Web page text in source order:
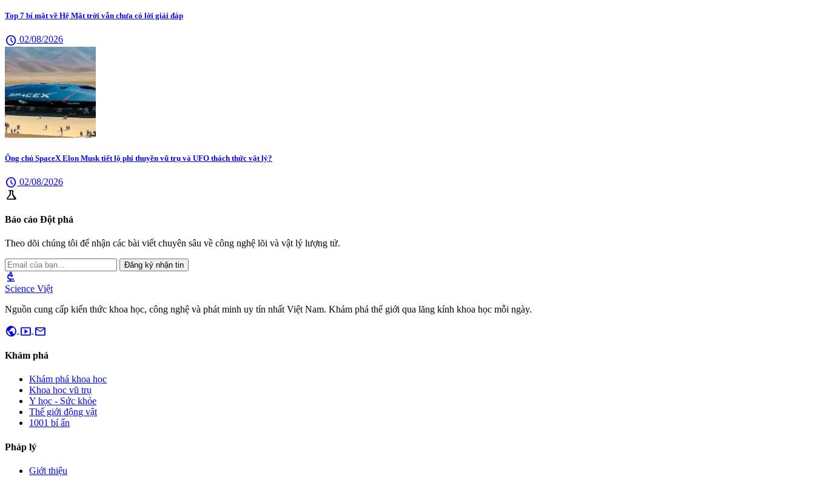
Top 7 bí mật về Hệ Mặt trời vẫn chưa có lời giải đáp
schedule 02/08/2026
Ông chủ SpaceX Elon Musk tiết lộ phi thuyền vũ trụ và UFO thách thức vật lý?
schedule 02/08/2026
science
Báo cáo Đột phá
Theo dõi chúng tôi để nhận các bài viết chuyên sâu về công nghệ lõi và vật lý lượng tử.
Đăng ký nhận tin
biotech
Science Việt
Nguồn cung cấp kiến thức khoa học, công nghệ và phát minh uy tín nhất Việt Nam. Khám phá thế giới qua lăng kính khoa học mỗi ngày.
public smart_display mail
Khám phá
Khám phá khoa học
Khoa học vũ trụ
Y học - Sức khỏe
Thế giới động vật
1001 bí ẩn
Pháp lý
Giới thiệu